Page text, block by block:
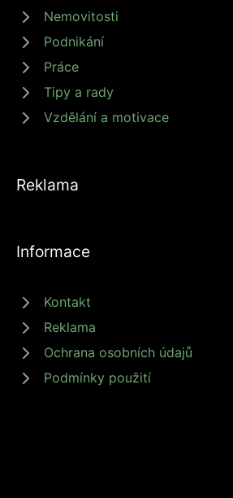
Nemovitosti
Podnikání
Práce
Tipy a rady
Vzdělání a motivace
Reklama
Informace
Kontakt
Reklama
Ochrana osobních údajů
Podmínky použití